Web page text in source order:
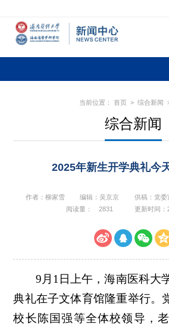
当前位置： 首页 > 综合新闻
综合新闻
2025年新生开学典礼今
作者：柳家雪 编辑：吴京京 供稿：党委
阅读量：
2831 更新时间：
9月1日上午，海南医科大
典礼在子文体育馆隆重举行。
校长陈国强等全体校领导，